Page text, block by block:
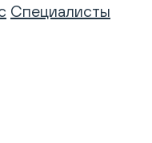
Специалисты